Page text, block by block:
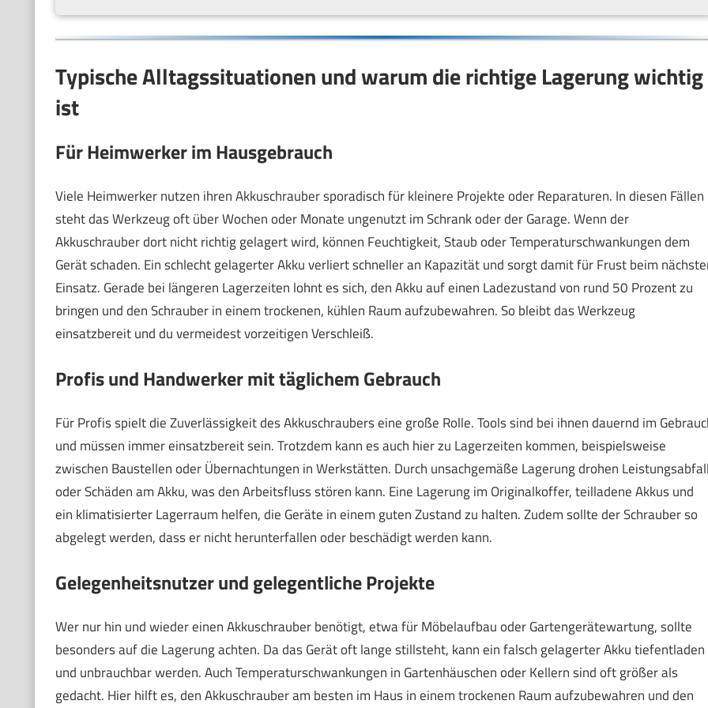
Typische Alltagssituationen und warum die richtige Lagerung wichtig
ist
Für Heimwerker im Hausgebrauch
Viele Heimwerker nutzen ihren Akkuschrauber sporadisch für kleinere Projekte oder Reparaturen. In diesen Fällen
steht das Werkzeug oft über Wochen oder Monate ungenutzt im Schrank oder der Garage. Wenn der
Akkuschrauber dort nicht richtig gelagert wird, können Feuchtigkeit, Staub oder Temperaturschwankungen dem
Gerät schaden. Ein schlecht gelagerter Akku verliert schneller an Kapazität und sorgt damit für Frust beim
Einsatz. Gerade bei längeren Lagerzeiten lohnt es sich, den Akku auf einen Ladezustand von rund 50 Prozent zu
bringen und den Schrauber in einem trockenen, kühlen Raum aufzubewahren. So bleibt das Werkzeug
einsatzbereit und du vermeidest vorzeitigen Verschleiß.
Profis und Handwerker mit täglichem Gebrauch
Für Profis spielt die Zuverlässigkeit des Akkuschraubers eine große Rolle. Tools sind bei ihnen dauernd im
und müssen immer einsatzbereit sein. Trotzdem kann es auch hier zu Lagerzeiten kommen, beispielsweise
zwischen Baustellen oder Übernachtungen in Werkstätten. Durch unsachgemäße Lagerung drohen
oder Schäden am Akku, was den Arbeitsfluss stören kann. Eine Lagerung im Originalkoffer, teilladene Akkus und
ein klimatisierter Lagerraum helfen, die Geräte in einem guten Zustand zu halten. Zudem sollte der Schrauber so
abgelegt werden, dass er nicht herunterfallen oder beschädigt werden kann.
Gelegenheitsnutzer und gelegentliche Projekte
Wer nur hin und wieder einen Akkuschrauber benötigt, etwa für Möbelaufbau oder Gartengerätewartung, sollte
besonders auf die Lagerung achten. Da das Gerät oft lange stillsteht, kann ein falsch gelagerter Akku tiefentladen
und unbrauchbar werden. Auch Temperaturschwankungen in Gartenhäuschen oder Kellern sind oft größer als
gedacht. Hier hilft es, den Akkuschrauber am besten im Haus in einem trockenen Raum aufzubewahren und den